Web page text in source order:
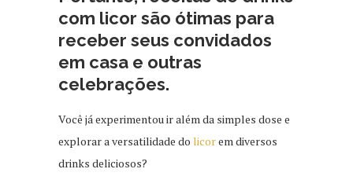
com licor são ótimas para
receber seus convidados
em casa e outras
celebrações.
Você já experimentou ir além da simples dose e
explorar a versatilidade do licorem diversos
drinks deliciosos?